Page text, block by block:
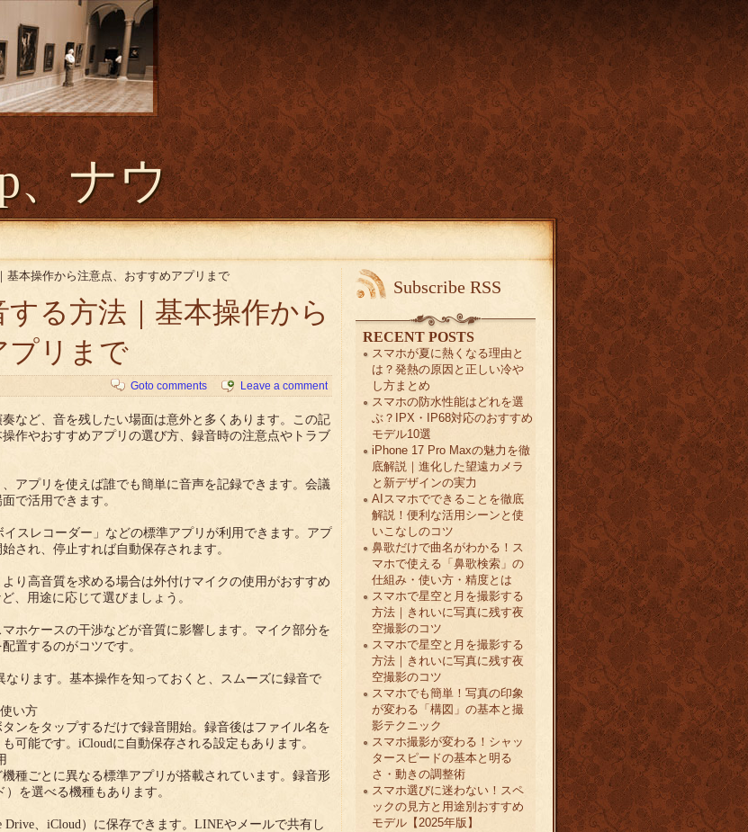
、ナウ
基本操作から注意点、おすすめアプリまで
る方法｜基本操作から
プリまで
Goto comments Leave a comment
など、音を残したい場面は意外と多くあります。この記
作やおすすめアプリの選び方、録音時の注意点やトラブ
アプリを使えば誰でも簡単に音声を記録できます。会議
で活用できます。
スレコーダー」などの標準アプリが利用できます。アプ
され、停止すれば自動保存されます。
り高音質を求める場合は外付けマイクの使用がおすすめ
、用途に応じて選びましょう。
ホケースの干渉などが音質に影響します。マイク部分を
置するのがコツです。
ります。基本操作を知っておくと、スムーズに録音で
い方
ンをタップするだけで録音開始。録音後はファイル名を
可能です。iCloudに自動保存される設定もあります。
種ごとに異なる標準アプリが搭載されています。録音形
を選べる機種もあります。
、iCloud）に保存できます。LINEやメールで共有し
Subscribe RSS
RECENT POSTS
スマホが夏に熱くなる理由と
は？発熱の原因と正しい冷や
し方まとめ
スマホの防水性能はどれを選
ぶ？IPX・IP68対応のおすすめ
モデル10選
iPhone 17 Pro Maxの魅力を徹
底解説｜進化した望遠カメラ
と新デザインの実力
AIスマホでできることを徹底
解説！便利な活用シーンと使
いこなしのコツ
鼻歌だけで曲名がわかる！ス
マホで使える「鼻歌検索」の
仕組み・使い方・精度とは
スマホで星空と月を撮影する
方法｜きれいに写真に残す夜
空撮影のコツ
スマホで星空と月を撮影する
方法｜きれいに写真に残す夜
空撮影のコツ
スマホでも簡単！写真の印象
が変わる「構図」の基本と撮
影テクニック
スマホ撮影が変わる！シャッ
タースピードの基本と明る
さ・動きの調整術
スマホ選びに迷わない！スペ
ックの見方と用途別おすすめ
モデル【2025年版】